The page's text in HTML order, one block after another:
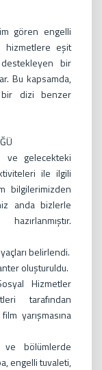
gören engelli
hizmetlere eşit
bir
Bu kapsamda,
bir dizi benzer
ve gelecekteki
ile ilgili
bilgilerimizden
anda bizlerle
belirlendi.
oluşturuldu.
Hizmetler
tarafından
yarışmasına
ve bölümlerde
engelli tuvaleti,